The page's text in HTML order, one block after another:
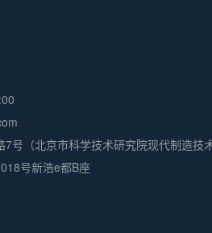
7号（北京市科学技术研究院现代制造技
号新浩e都B座